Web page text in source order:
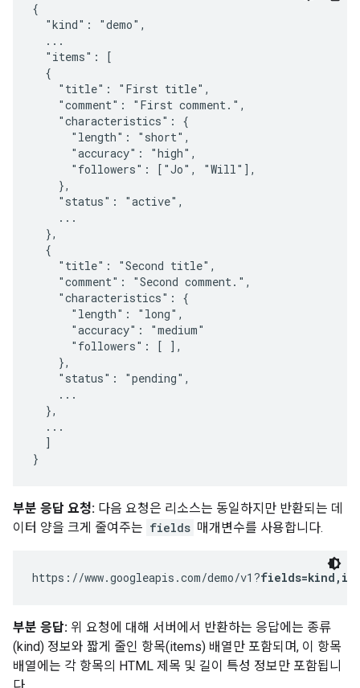
{
  "kind": "demo",
  ...
  "items": [
  {
    "title": "First title",
    "comment": "First comment.",
    "characteristics": {
      "length": "short",
      "accuracy": "high",
      "followers": ["Jo", "Will"],
    },
    "status": "active",
    ...
  },
  {
    "title": "Second title",
    "comment": "Second comment.",
    "characteristics": {
      "length": "long",
      "accuracy": "medium"
      "followers": [ ],
    },
    "status": "pending",
    ...
  },
  ...
  ]
}
부분 응답 요청: 다음 요청은 리소스는 동일하지만 반환되는 데
이터 양을 크게 줄여주는 fields 매개변수를 사용합니다.
https://www.googleapis.com/demo/v1?
부분 응답: 위 요청에 대해 서버에서 반환하는 응답에는 종류
(kind) 정보와 짧게 줄인 항목(items) 배열만 포함되며, 이 항목
배열에는 각 항목의 HTML 제목 및 길이 특성 정보만 포함됩니